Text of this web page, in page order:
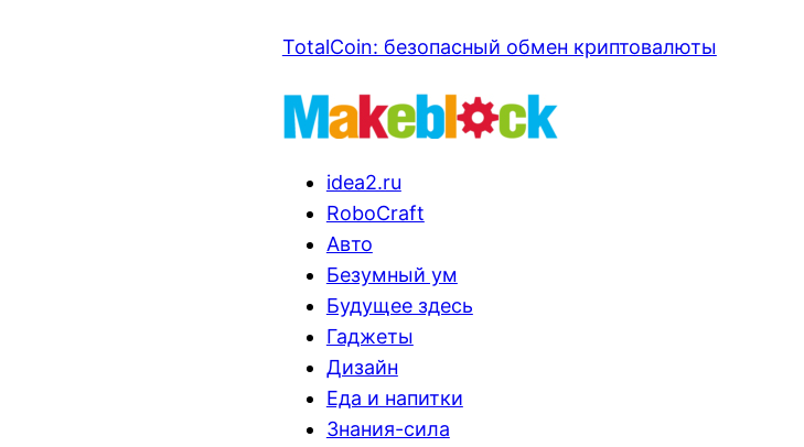
TotalCoin: безопасный обмен криптовалюты
idea2.ru
RoboCraft
Авто
Безумный ум
Будущее здесь
Гаджеты
Дизайн
Еда и напитки
Знания-сила